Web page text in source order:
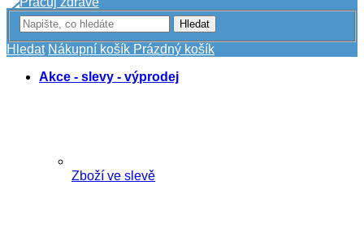
Hledat
Hledat Nákupní košík Prázdný košík
Akce - slevy - výprodej
Zboží ve slevě